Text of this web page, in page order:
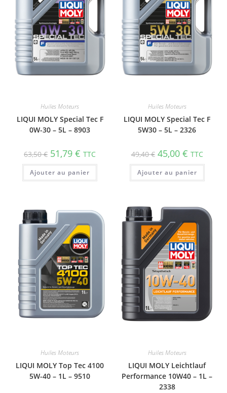
Huiles Moteurs
LIQUI MOLY Special Tec F
0W-30 – 5L – 8903
63,50€ 51,79€ TTC
Ajouter au panier
Huiles Moteurs
LIQUI MOLY Special Tec F
5W30 – 5L – 2326
49,40€ 45,00 € TTC
Ajouter au panier
Huiles Moteurs
LIQUI MOLY Top Tec 4100
5W-40 – 1L – 9510
Huiles Moteurs
LIQUI MOLY Leichtlauf
Performance 10W40 – 1L –
2338